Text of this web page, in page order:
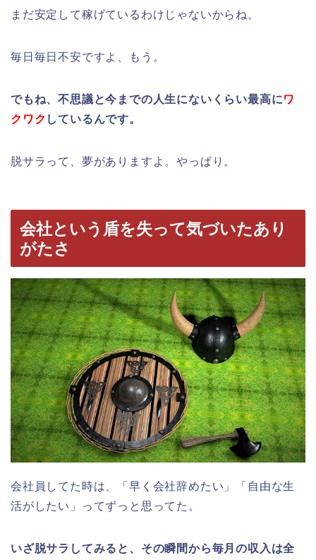
まだ安定して稼げているわけじゃないからね。
毎日毎日不安ですよ、もう。
でもね、不思議と今までの人生にないくらい最高にワ
クワク しているんです。
脱サラって、夢がありますよ。やっぱり。
会社という盾を失って気づいたあり
がたさ
会社員してた時は、「早く会社辞めたい」「自由な生
活がしたい」ってずっと思ってた。
いざ脱サラしてみると、その瞬間から毎月の収入は全